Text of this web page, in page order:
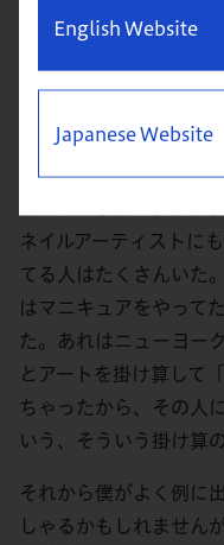
English Website
Japanese Website
それをアロマと掛け算
セラピスト」という旗
資格や教科書や検定、
す。そうして家元制み
ネイルアーティストに
てる人はたくさんいた
はマニキュアをやって
た。あれはニューヨー
とアートを掛け算して
ちゃったから、その人
いう、そういう掛け算
それから僕がよく例に
しゃるかもしれません